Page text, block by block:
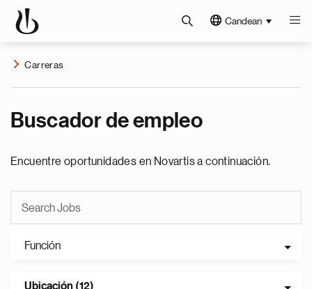
Candean
Carreras
Buscador de empleo
Encuentre oportunidades en Novartis a continuación.
Función
Ubicación (12)